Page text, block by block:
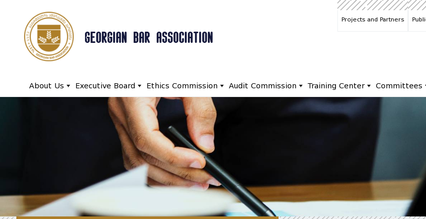
GEORGIAN BAR ASSOCIATION
Projects and Partners
About Us Executive Board Ethics Commission Audit Commission Training Center Committees